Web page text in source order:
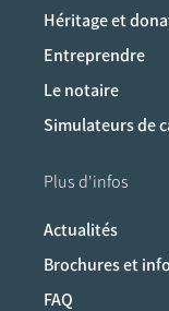
Héritage et
Entreprendre
Le notaire
Simulateurs de
Plus d'infos
Actualités
Brochures et
FAQ